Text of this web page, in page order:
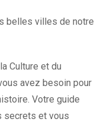
belles villes de notre
Culture et du
avez besoin pour
Votre guide
secrets et vous